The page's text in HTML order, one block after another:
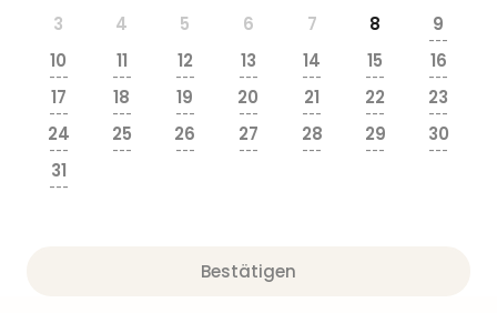
3
4 5 6 7 8 9
---
10
---
11
---
12
---
13
---
14
---
15
---
16
---
17
---
18
---
19
---
20
---
21
---
22
---
23
---
24
---
25
---
26
---
27
---
28
---
29
---
30
---
31
---
Bestätigen